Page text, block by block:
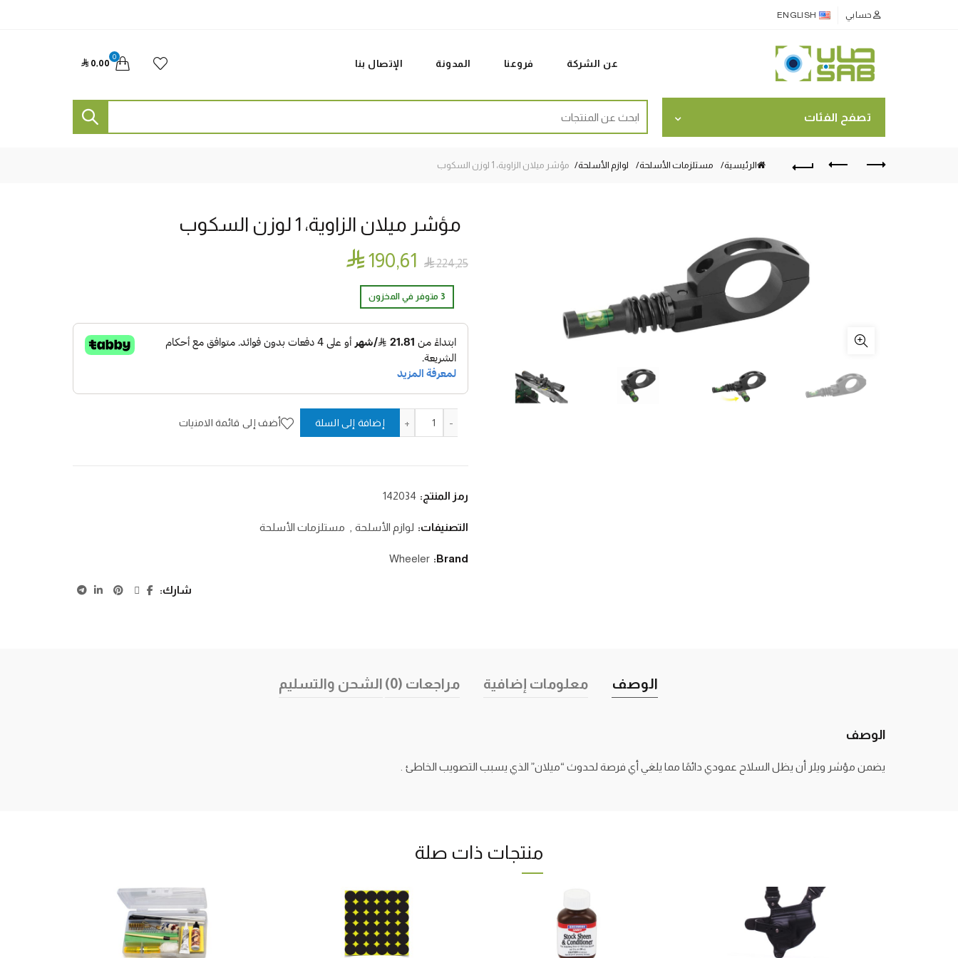
حسابي ENGLISH
عن الشركة فروعنا المدونة الإتصال بنا
0
 0٫00
تصفح الفئات
for:
الرئيسية مستلزمات الأسلحة لوازم الأسلحة مؤشر ميلان الزاوية، 1 لوزن السكوب
مؤشر ميلان الزاوية، 1 لوزن السكوب
 224٫25  190٫61
3 متوفر في المخزون
إضافة إلى السلة أضف إلى قائمة الامنيات
رمز المنتج: 142034
التصنيفات: لوازم الأسلحة مستلزمات الأسلحة
Brand:
Wheeler
شارك
الوصف معلومات إضافية مراجعات (0) الشحن والتسليم
الوصف
يضمن مؤشر ويلر أن يظل السلاح عمودي دائمًا مما يلغي أي فرصة لحدوث “ميلان” الذي يسبب التصويب الخاطئ .
منتجات ذات صلة